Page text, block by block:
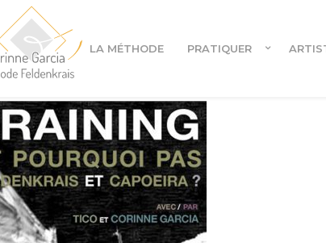
LA MÉTHODE PRATIQUER
Cours à Lyon 1er
Cours à Lyon 4ème